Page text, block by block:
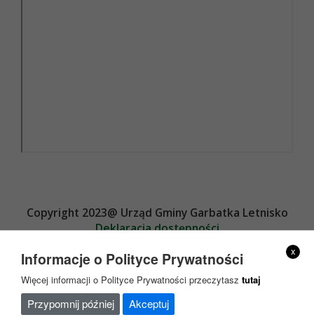
Copyright 2023@ Urząd Gminy Garbatka Letnisko
Deklaracja dostępności
x
Informacje o Polityce Prywatności
Więcej informacji o Polityce Prywatności przeczytasz tutaj
Przypomnij później Akceptuj